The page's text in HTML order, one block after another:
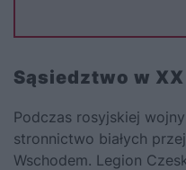
Sąsiedztwo w
Podczas rosyjskiej
stronnictwo białych
Wschodem. Legion